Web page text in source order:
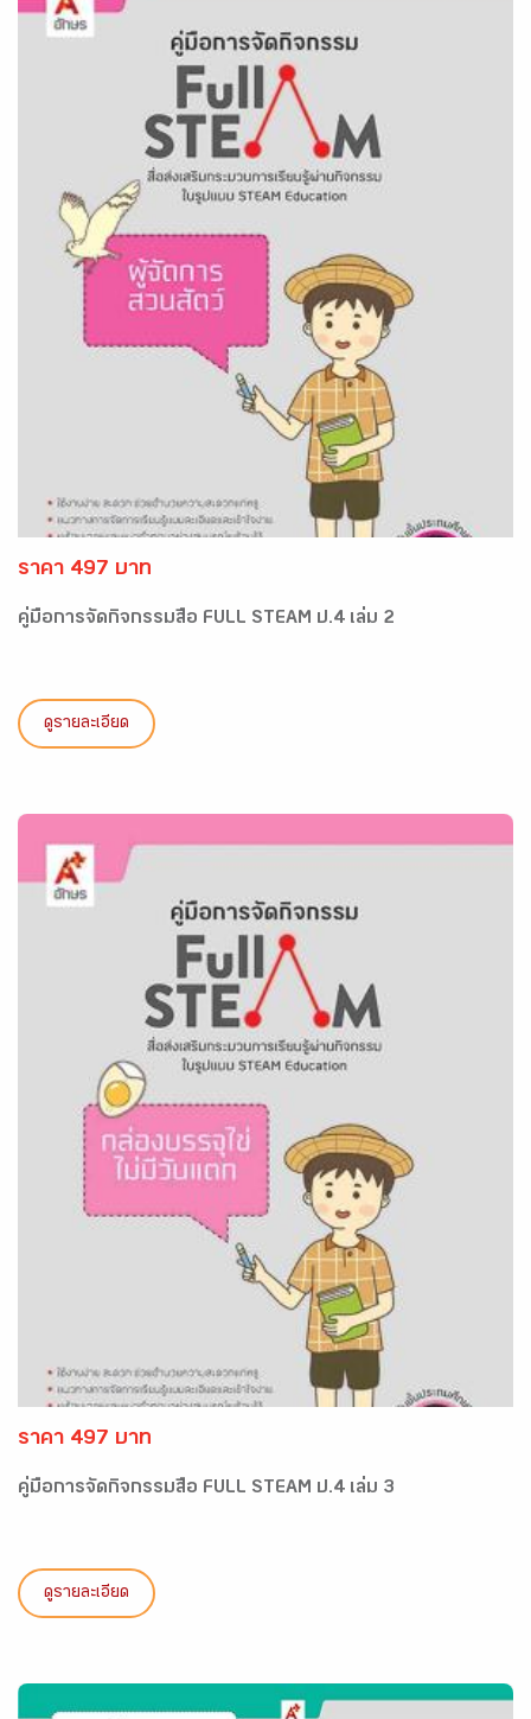
ราคา 497 บาท
คู่มือการจัดกิจกรรมสื่อ FULL STEAM ป.4 เล่ม 2
ดูรายละเอียด
ราคา 497 บาท
คู่มือการจัดกิจกรรมสื่อ FULL STEAM ป.4 เล่ม 3
ดูรายละเอียด